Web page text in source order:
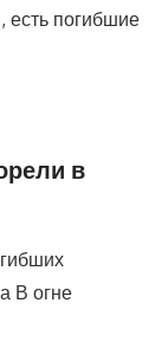
есть погибшие
в
В огне